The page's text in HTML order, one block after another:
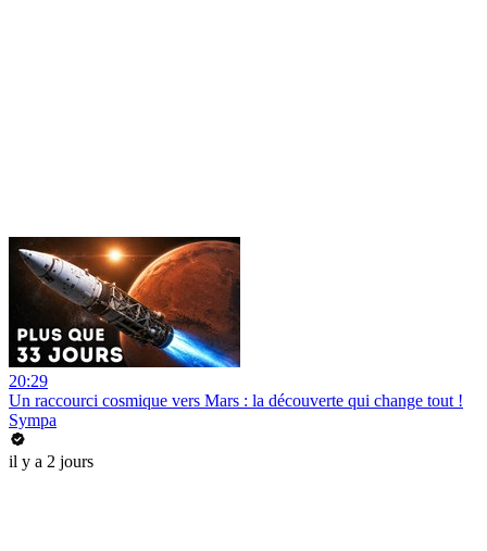
20:29
Un raccourci cosmique vers Mars : la découverte qui change tout !
Sympa
il y a 2 jours